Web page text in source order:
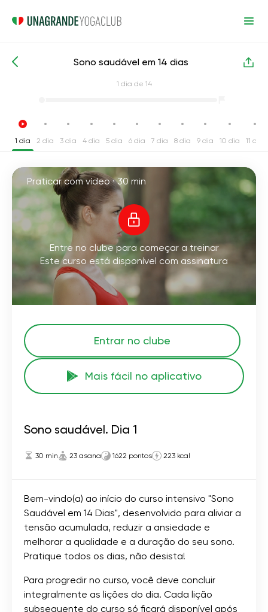
Cursos de yoga intensivos Sonhar
Sono saudável em 14 dias
1 dia de 14
1 dia 2 dia 3 dia 4 dia 5 dia 6 dia 7 dia 8 dia 9 dia 10 dia 11 dia
Praticar com vídeo ·30 min
Entre no clube para começar a treinar
Este curso está disponível com assinatura
Entrar no clube
Mais fácil no aplicativo
Sono saudável. Dia 1
30 min 23 asana 1622 pontos 223 kcal
Bem-vindo(a) ao início do curso intensivo "Sono
Saudável em 14 Dias", desenvolvido para aliviar a
tensão acumulada, reduzir a ansiedade e
melhorar a qualidade e a duração do seu sono.
Pratique todos os dias, não desista!
Para progredir no curso, você deve concluir
integralmente as lições do dia. Cada lição
subsequente do curso só ficará disponível após